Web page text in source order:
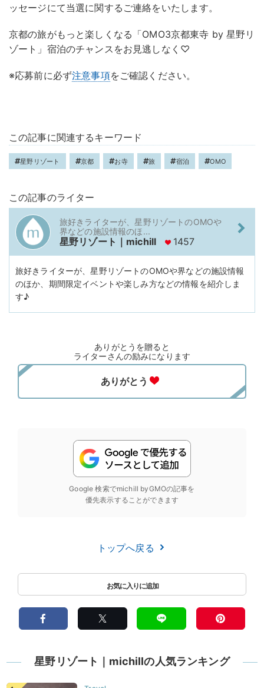
ッセージにて当選に関するご連絡をいたします。
京都の旅がもっと楽しくなる「OMO3京都東寺 by 星野リ
ゾート」宿泊のチャンスをお見逃しなく♡
※応募前に必ず注意事項をご確認ください。
この記事に関連するキーワード
星野リゾート 京都 お寺 旅 宿泊 OMO
この記事のライター
旅好きライターが、星野リゾートのOMOや
界などの施設情報のほ...
星野リゾート｜michill 1457
旅好きライターが、星野リゾートのOMOや界などの施設情報
のほか、期間限定イベントや楽しみ方などの情報を紹介しま
す♪
ありがとうを贈ると
ライターさんの励みになります
Google 検索でmichill byGMOの記事を
優先表示することができます
トップへ戻る
星野リゾート｜michillの人気ランキング